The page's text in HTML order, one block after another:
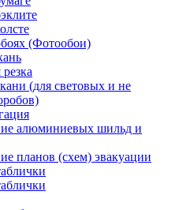
(Фотообои)
(для световых и не
алюминиевых шильд и
планов (схем) эвакуации